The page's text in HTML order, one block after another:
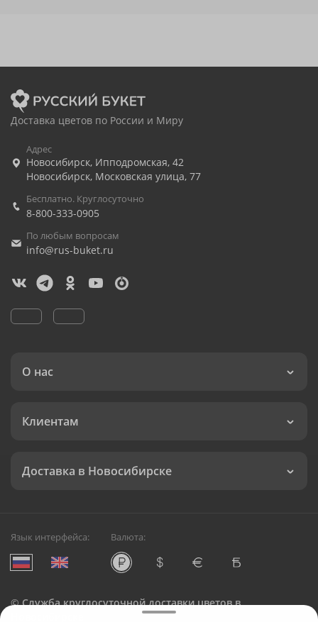
Доставка цветов по России и Миру
Адрес
Новосибирск, Ипподромская, 42
Новосибирск, Московская улица, 77
Бесплатно. Круглосуточно
8-800-333-0905
По любым вопросам
info@rus-buket.ru
О нас
Клиентам
Доставка в Новосибирске
Язык интерфейса: Валюта:
©Служба круглосуточной доставки цветов в